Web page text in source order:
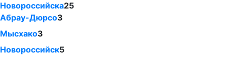
Новороссийска25
Абрау-Дюрсо3
Мысхако3
Новороссийск5